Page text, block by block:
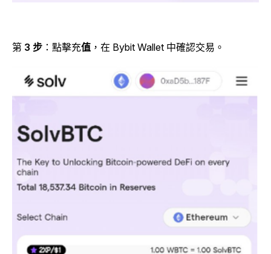
第 3 步 ：點擊充值 ，在 Bybit Wallet 中確認交易。